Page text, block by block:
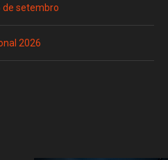
de setembro
2026